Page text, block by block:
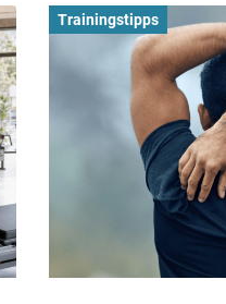
Trainingstipps